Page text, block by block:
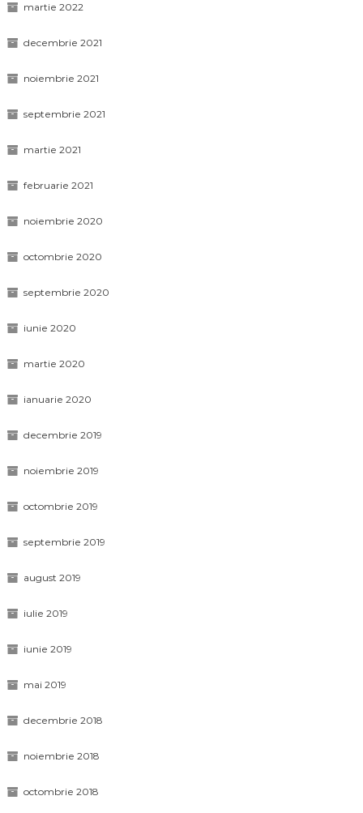
martie 2022
decembrie 2021
noiembrie 2021
septembrie 2021
martie 2021
februarie 2021
noiembrie 2020
octombrie 2020
septembrie 2020
iunie 2020
martie 2020
ianuarie 2020
decembrie 2019
noiembrie 2019
octombrie 2019
septembrie 2019
august 2019
iulie 2019
iunie 2019
mai 2019
decembrie 2018
noiembrie 2018
octombrie 2018